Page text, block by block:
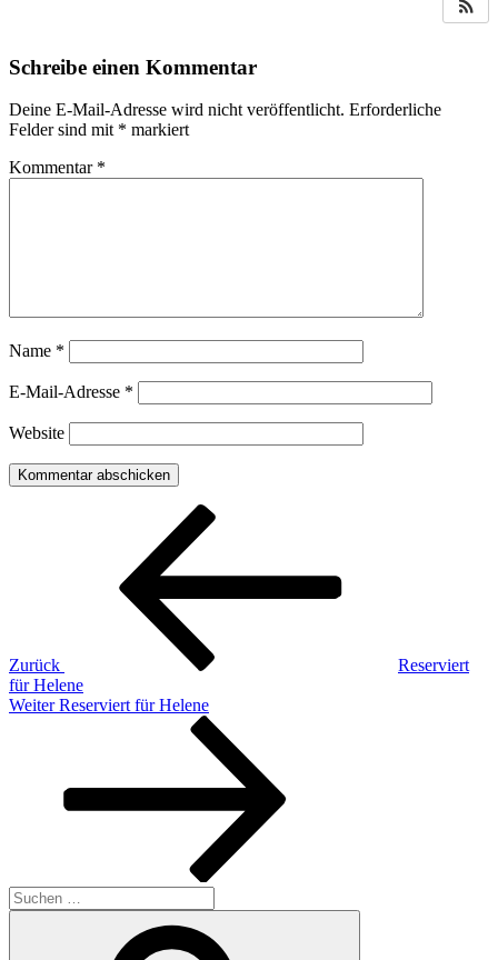
Schreibe einen Kommentar
Deine E-Mail-Adresse wird nicht veröffentlicht. Erforderliche
Felder sind mit * markiert
Kommentar *
Name *
E-Mail-Adresse *
Website
Beitragsnavigation
Zurück
Reserviert
für Helene
Nächster
Weiter Reserviert für Helene
Suchen
nach: